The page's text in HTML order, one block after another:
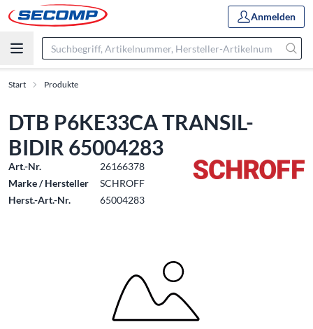
Anmelden
Start Produkte
DTB P6KE33CA TRANSIL-
BIDIR 65004283
Art.-Nr.
26166378
Marke / Hersteller
SCHROFF
Herst.-Art.-Nr.
65004283